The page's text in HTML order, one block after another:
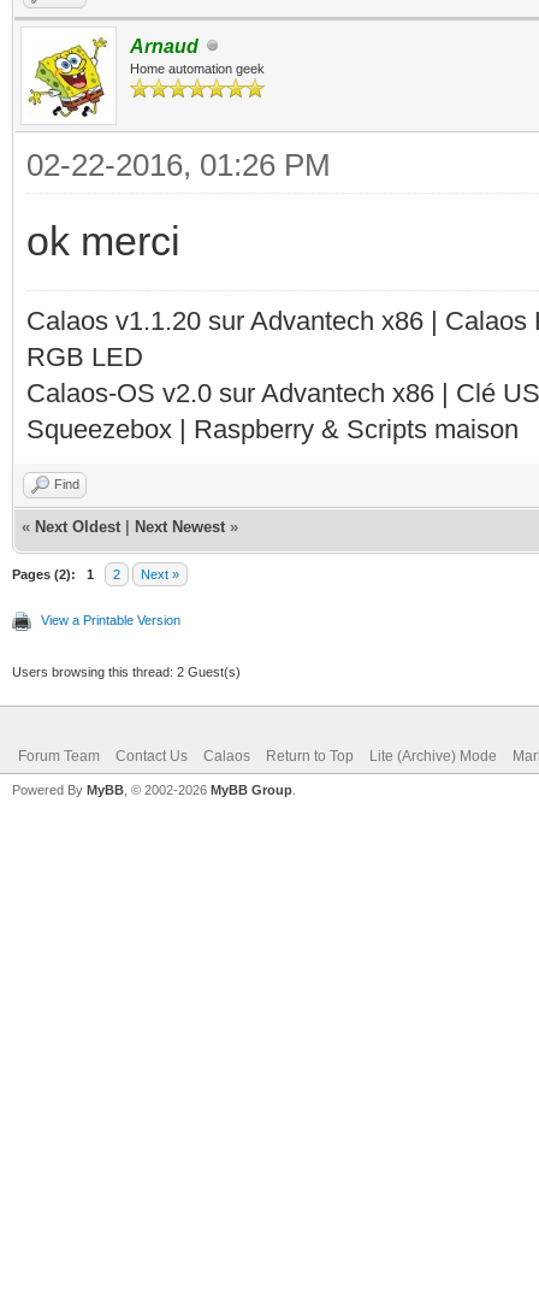
Arnaud
Home automation geek
02-22-2016, 01:26 PM
ok merci
Calaos v1.1.20 sur Advantech x86 |
RGB LED
Calaos-OS v2.0 sur Advantech x86 | Clé
Squeezebox | Raspberry & Scripts maison
Find
« Next Oldest Next Newest »
Pages (2): 1 2 Next »
View a Printable Version
Users browsing this thread: 2 Guest(s)
Forum Team Contact Us Calaos Return to Top Lite (Archive) Mode
Powered By MyBB , © 2002-2026 MyBB Group